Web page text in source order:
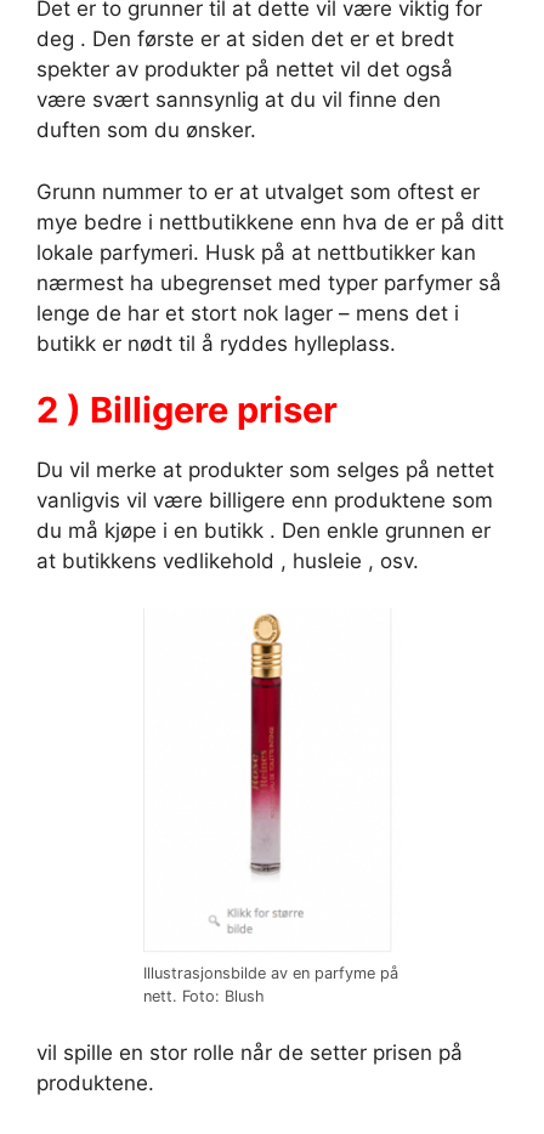
Det er to grunner til at dette vil være viktig for
deg . Den første er at siden det er et bredt
spekter av produkter på nettet vil det også
være svært sannsynlig at du vil finne den
duften som du ønsker.
Grunn nummer to er at utvalget som oftest er
mye bedre i nettbutikkene enn hva de er på ditt
lokale parfymeri. Husk på at nettbutikker kan
nærmest ha ubegrenset med typer parfymer så
lenge de har et stort nok lager – mens det i
butikk er nødt til å ryddes hylleplass.
2 ) Billigere priser
Du vil merke at produkter som selges på nettet
vanligvis vil være billigere enn produktene som
du må kjøpe i en butikk . Den enkle grunnen er
at butikkens vedlikehold , husleie , osv.
Illustrasjonsbilde av en parfyme på
nett. Foto: Blush
vil spille en stor rolle når de setter prisen på
produktene.